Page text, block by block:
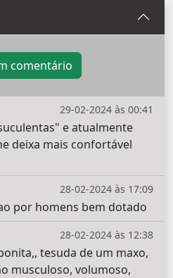
comentário
29-02-2024 às 00:41
e atualmente
deixa mais confortável
28-02-2024 às 17:09
por homens bem dotado
28-02-2024 às 12:38
tesuda de um maxo,
musculoso, volumoso,